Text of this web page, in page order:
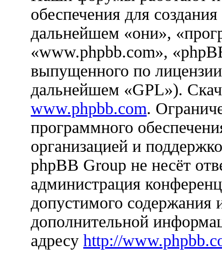
обеспечения для
дальнейшем «они»,
«www.phpbb.com»,
выпущенного по
дальнейшем «GPL»).
www.phpbb.com.
программного
организацией и
phpBB Group не несёт
администрация
допустимого содержания
дополнительной
адресу http://